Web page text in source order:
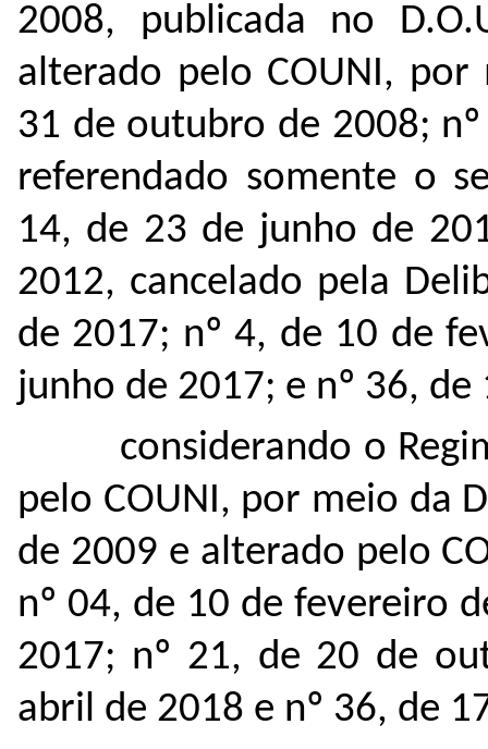
2008, publicada no
alterado pelo COUNI, por
31 de outubro de 2008;
referendado somente o
14, de 23 de junho de
2012, cancelado pela
de 2017; nº 4, de 10 de
junho de 2017; e nº 36,
considerando o
pelo COUNI, por meio da
de 2009 e alterado pelo
nº 04, de 10 de fevereiro
2017; nº 21, de 20 de
abril de 2018 e nº 36, de